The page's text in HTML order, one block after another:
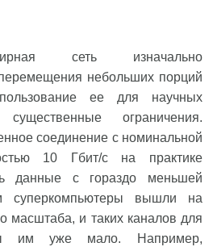
сеть изначально
небольших порций
ее для научных
ограничения.
соединение с номинальной
10 Гбит/с на практике
данные с гораздо меньшей
суперкомпьютеры вышли на
масштаба, и таких каналов для
им уже мало. Например,